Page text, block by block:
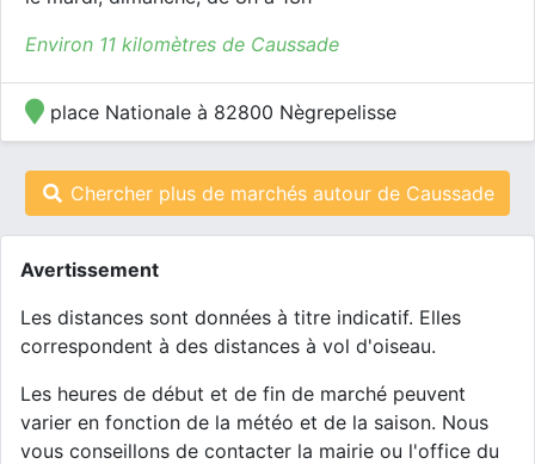
Environ 11 kilomètres de Caussade
place Nationale à 82800 Nègrepelisse
Chercher plus de marchés autour de Caussade
Avertissement
Les distances sont données à titre indicatif. Elles
correspondent à des distances à vol d'oiseau.
Les heures de début et de fin de marché peuvent
varier en fonction de la météo et de la saison. Nous
vous conseillons de contacter la mairie ou l'office du